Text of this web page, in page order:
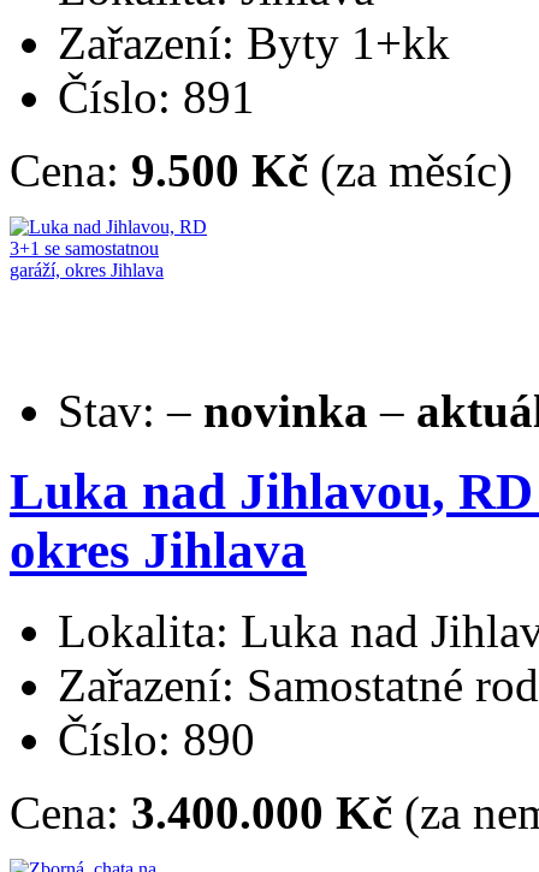
Zařazení: Byty 1+kk
Číslo: 891
Cena: 9.500 Kč (za měsíc)
Stav: – novinka –
Luka nad Jihlavou, RD
okres Jihlava
Lokalita: Luka nad
Zařazení: Samostatné
Číslo: 890
Cena: 3.400.000 Kč (za